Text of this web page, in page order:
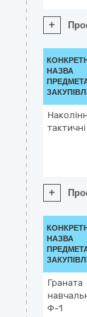
+
НАЗВА
тактичні
+
НАЗВА
Граната
Ф-1